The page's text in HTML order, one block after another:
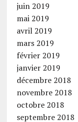
juin 2019
mai 2019
avril 2019
mars 2019
février 2019
janvier 2019
décembre 2018
novembre 2018
octobre 2018
septembre 2018